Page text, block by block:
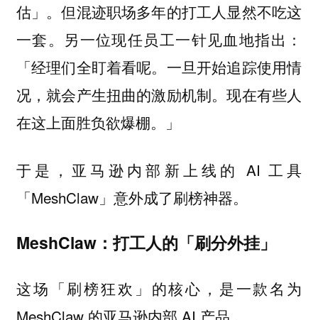
估」。但混迹职场多年的打工人显然不吃这
一套。另一位现任员工一针见血地指出：
「经理们全盯着看呢。一旦开始追踪使用情
况，就会产生扭曲的激励机制。现在有些人
在这上面胜负欲爆棚。」
于是，亚马逊内部新上线的 AI 工具
「MeshClaw」意外成了刷榜神器。
MeshClaw：打工人的「刷分外挂」
这场「刷榜狂欢」的核心，是一款名为
MeshClaw 的亚马逊内部 AI 产品。